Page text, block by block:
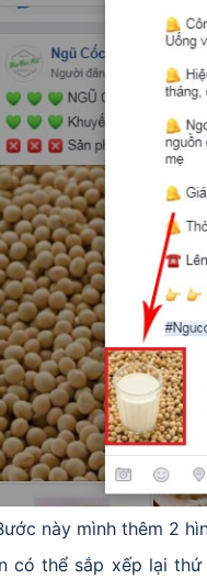
này mình thêm 2
có thể sắp xếp lại